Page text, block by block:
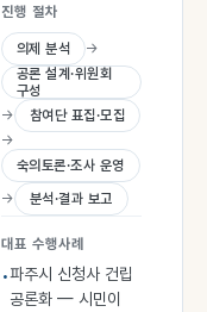
진행 절차
의제 분석
→
공론 설계·위원회
구성
→
참여단 표집·모집
→
숙의토론·조사 운영
→
분석·결과 보고
대표 수행사례
•파주시 신청사 건립
공론화 — 시민이